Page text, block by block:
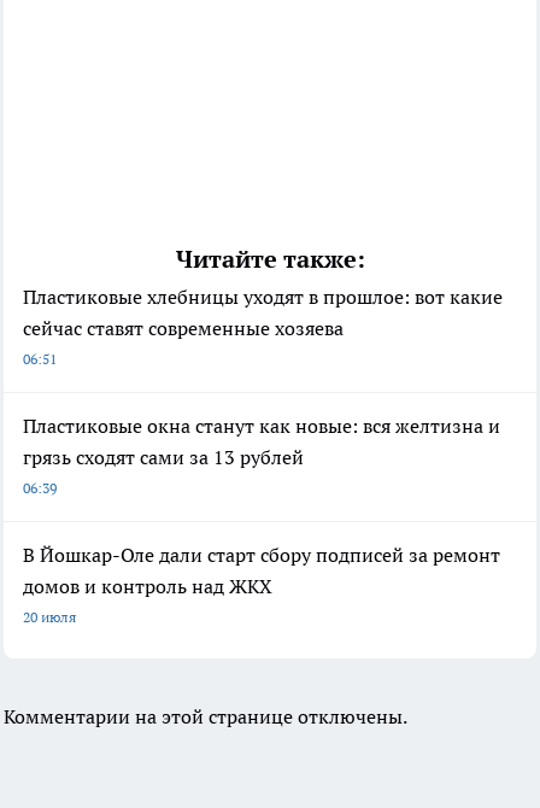
Читайте также:
Пластиковые хлебницы уходят в прошлое: вот какие
сейчас ставят современные хозяева
06:51
Пластиковые окна станут как новые: вся желтизна и
грязь сходят сами за 13 рублей
06:39
В Йошкар-Оле дали старт сбору подписей за ремонт
домов и контроль над ЖКХ
20 июля
Комментарии на этой странице отключены.